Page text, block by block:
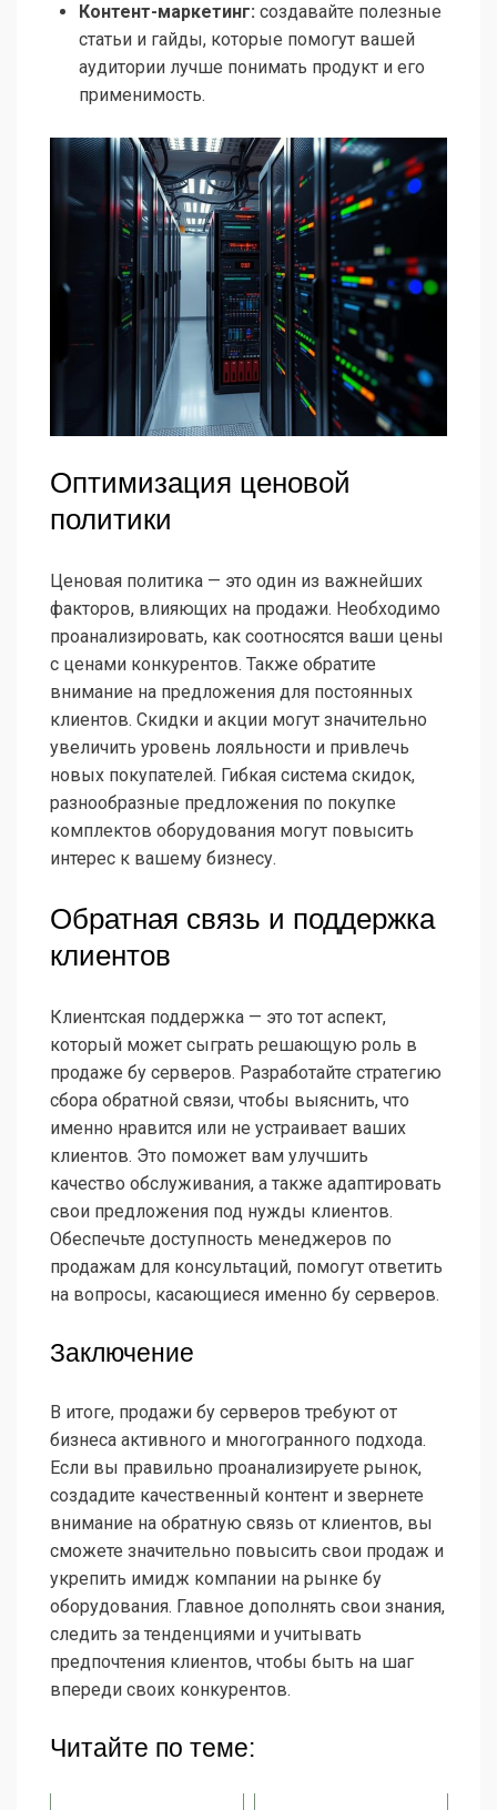
Контент-маркетинг: создавайте полезные
статьи и гайды, которые помогут вашей
аудитории лучше понимать продукт и его
применимость.
Оптимизация ценовой
политики
Ценовая политика — это один из важнейших
факторов, влияющих на продажи. Необходимо
проанализировать, как соотносятся ваши цены
с ценами конкурентов. Также обратите
внимание на предложения для постоянных
клиентов. Скидки и акции могут значительно
увеличить уровень лояльности и привлечь
новых покупателей. Гибкая система скидок,
разнообразные предложения по покупке
комплектов оборудования могут повысить
интерес к вашему бизнесу.
Обратная связь и поддержка
клиентов
Клиентская поддержка — это тот аспект,
который может сыграть решающую роль в
продаже бу серверов. Разработайте стратегию
сбора обратной связи, чтобы выяснить, что
именно нравится или не устраивает ваших
клиентов. Это поможет вам улучшить
качество обслуживания, а также адаптировать
свои предложения под нужды клиентов.
Обеспечьте доступность менеджеров по
продажам для консультаций, помогут ответить
на вопросы, касающиеся именно бу серверов.
Заключение
В итоге, продажи бу серверов требуют от
бизнеса активного и многогранного подхода.
Если вы правильно проанализируете рынок,
создадите качественный контент и звернете
внимание на обратную связь от клиентов, вы
сможете значительно повысить свои продаж и
укрепить имидж компании на рынке бу
оборудования. Главное дополнять свои знания,
следить за тенденциями и учитывать
предпочтения клиентов, чтобы быть на шаг
впереди своих конкурентов.
Читайте по теме: